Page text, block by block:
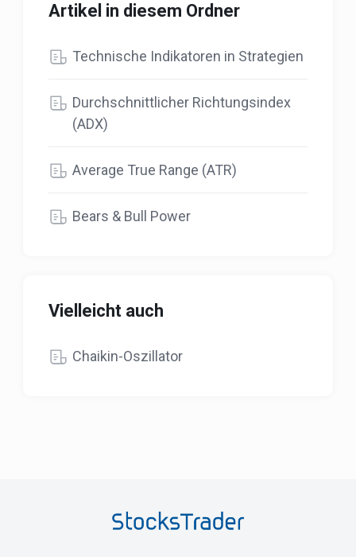
Artikel in diesem Ordner
Technische Indikatoren in Strategien
Durchschnittlicher Richtungsindex
(ADX)
Average True Range (ATR)
Bears & Bull Power
Vielleicht auch
Chaikin-Oszillator